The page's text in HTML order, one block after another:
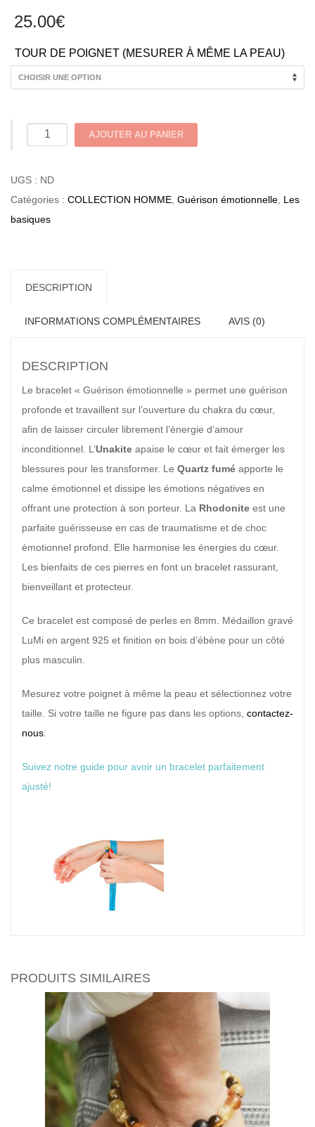
25.00€
TOUR DE POIGNET (MESURER À MÊME LA PEAU)
quantité
AJOUTER AU PANIER
UGS : ND
Catégories : COLLECTION HOMME Guérison émotionnelle Les
basiques
DESCRIPTION
INFORMATIONS COMPLÉMENTAIRES AVIS (0)
DESCRIPTION
Le bracelet « Guérison émotionnelle » permet une guérison
profonde et travaillent sur l’ouverture du chakra du cœur,
afin de laisser circuler librement l’énergie d’amour
inconditionnel. L’Unakite apaise le cœur et fait émerger les
blessures pour les transformer. Le Quartz fumé apporte le
calme émotionnel et dissipe les émotions négatives en
offrant une protection à son porteur. La Rhodonite est une
parfaite guérisseuse en cas de traumatisme et de choc
émotionnel profond. Elle harmonise les énergies du cœur.
Les bienfaits de ces pierres en font un bracelet rassurant,
bienveillant et protecteur.
Ce bracelet est composé de perles en 8mm. Médaillon gravé
LuMi en argent 925 et finition en bois d’ébène pour un côté
plus masculin.
Mesurez votre poignet à même la peau et sélectionnez votre
taille. Si votre taille ne figure pas dans les options, contactez-
nous
Suivez notre guide pour avoir un bracelet parfaitement
ajusté!
PRODUITS SIMILAIRES